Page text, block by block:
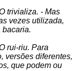
trivializa. - Mas
vezes utilizada,
bacaria.
rui-riu. Para
versões diferentes,
que podem ou